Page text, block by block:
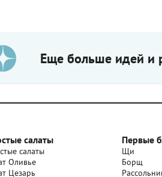
Еще больше идей и
салаты
салаты
Оливье
Цезарь
Первые
Щи
Борщ